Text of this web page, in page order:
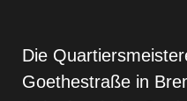
Die
Goethestraße in